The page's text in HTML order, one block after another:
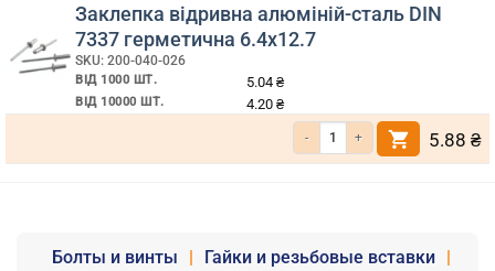
Заклепка відривна алюміній-сталь DIN
7337 герметична 6.4х12.7
SKU: 200-040-026
ВІД 1000 ШТ. 5.04 ₴
ВІД 10000 ШТ. 4.20 ₴
Кількість Заклепка відривна
5.88 ₴
Болты и винты | Гайки и резьбовые вставки
|